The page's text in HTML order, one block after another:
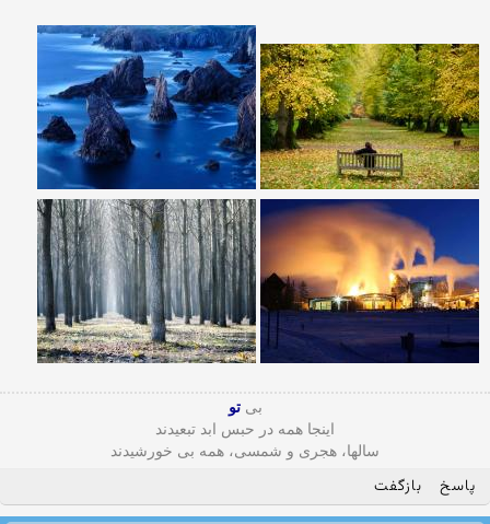
بی تو
اینجا همه در حبس ابد تبعیدند
سالها، هجری و شمسی، همه بی خورشیدند
پاسخ بازگفت